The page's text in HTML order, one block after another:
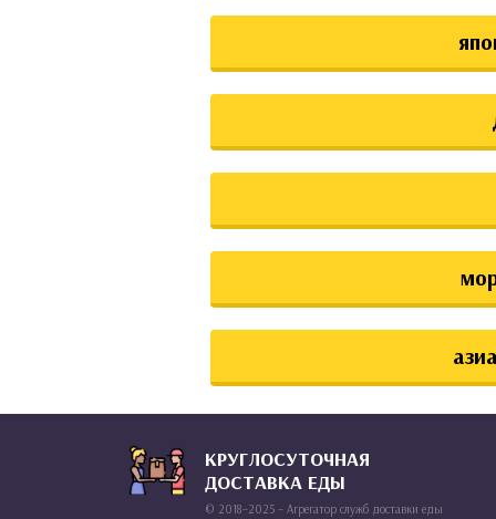
КРУГЛОСУТОЧНАЯ
ДОСТАВКА ЕДЫ
© 2018–2025 – Агрегатор служб доставки еды